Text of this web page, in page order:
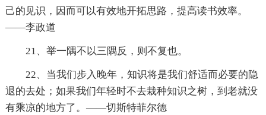
己的见识，因而可以有效地开拓思路，提高读书效率。
——李政道
21、举一隅不以三隅反，则不复也。
22、当我们步入晚年，知识将是我们舒适而必要的隐
退的去处；如果我们年轻时不去栽种知识之树，到老就没
有乘凉的地方了。——切斯特菲尔德